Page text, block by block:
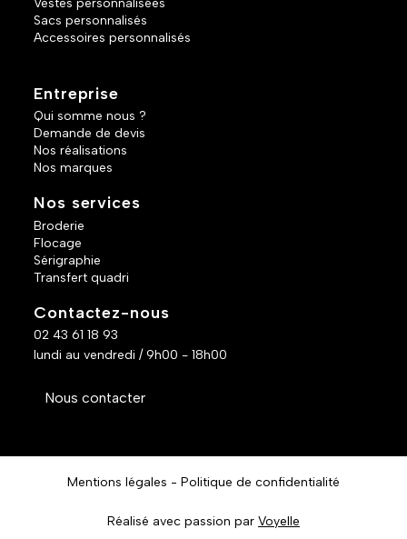
Vestes personnalisées
Sacs personnalisés
Accessoires personnalisés
Entreprise
Qui somme nous ?
Demande de devis
Nos réalisations
Nos marques
Nos services
Broderie
Flocage
Sérigraphie
Transfert quadri
Contactez-nous
02 43 61 18 93
lundi au vendredi / 9h00 - 18h00
Nous contacter
Mentions légales Politique de confidentialité
Réalisé avec passion par Voyelle